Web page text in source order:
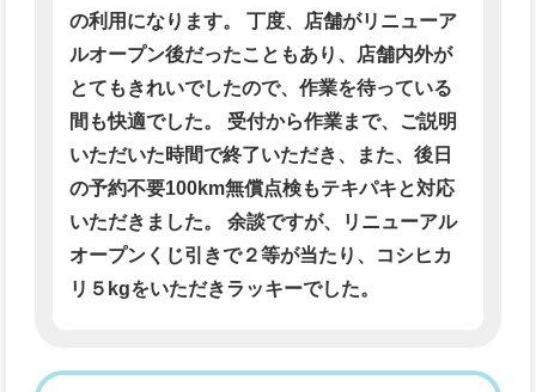
の利用になります。 丁度、店舗がリニューア
ルオープン後だったこともあり、店舗内外が
とてもきれいでしたので、作業を待っている
間も快適でした。 受付から作業まで、ご説明
いただいた時間で終了いただき、また、後日
の予約不要100km無償点検もテキパキと対応
いただきました。 余談ですが、リニューアル
オープンくじ引きで２等が当たり、コシヒカ
リ５kgをいただきラッキーでした。